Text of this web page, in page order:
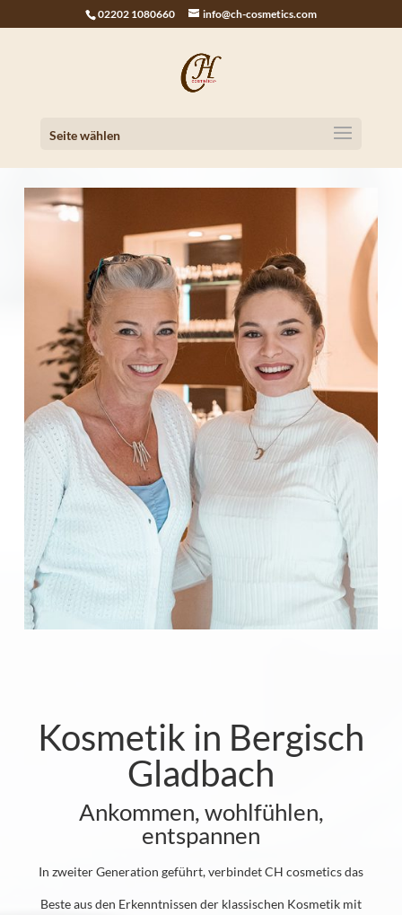
02202 1080660 info@ch-cosmetics.com
Seite wählen
Kosmetik in Bergisch
Gladbach
Ankommen, wohlfühlen,
entspannen
In zweiter Generation geführt, verbindet CH cosmetics das
Beste aus den Erkenntnissen der klassischen Kosmetik mit